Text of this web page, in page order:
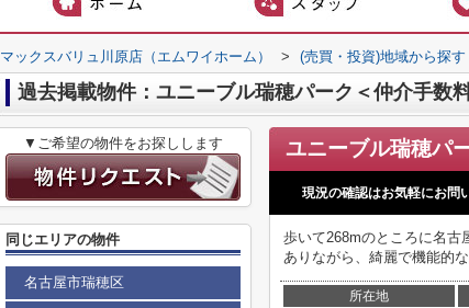
マックスバリュ川原店（エムワイホーム） > (売買・投資)地域から探す
過去掲載物件：ユニーブル瑞穂パーク＜仲介手数
現況の確認はお気軽にお問
歩いて268mのところに名古
ありながら、綺麗で機能的
所在地
▼ご希望の物件をお探しします
同じエリアの物件
名古屋市瑞穂区